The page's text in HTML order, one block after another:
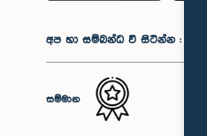
අප හා සම්බන්ධ වී සිටින්න :
සම්මාන